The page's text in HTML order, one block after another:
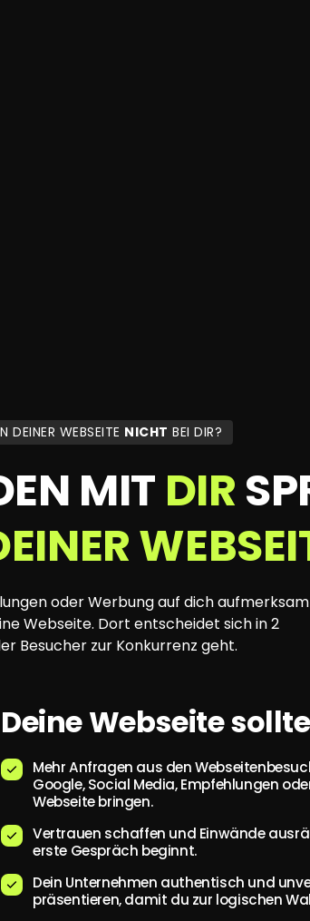
WEBSEITE NICHT BEI DIR?
MIT DIR
oder Werbung auf dich aufmerksam
Webseite. Dort entscheidet sich in 2
Besucher zur Konkurrenz geht.
Deine Webseite
Mehr Anfragen aus den
Google, Social Media, Empfehlungen
Webseite bringen.
Vertrauen schaffen und Einwände
erste Gespräch beginnt.
Dein Unternehmen authentisch und
präsentieren, damit du zur logischen